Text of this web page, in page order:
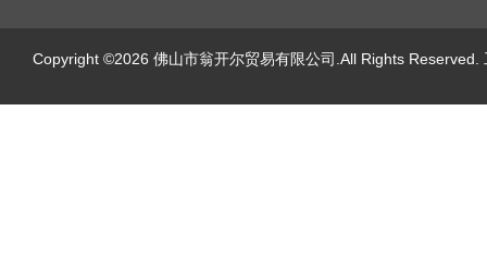
Copyright ©2026 佛山市翁开尔贸易有限公司.All Rights Reserved.